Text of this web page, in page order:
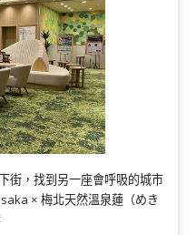
街，找到另一座會呼吸的城市
× 梅北天然溫泉蓮（めき